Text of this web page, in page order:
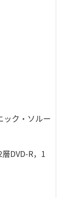
ック・ソルー
層DVD-R，1